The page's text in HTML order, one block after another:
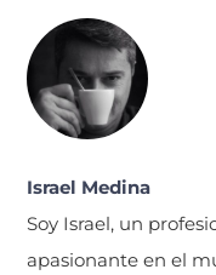
Israel Medina
Soy Israel, un
apasionante en el